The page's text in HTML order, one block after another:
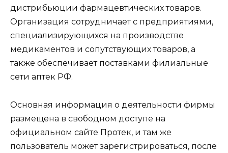
дистрибьюции фармацевтических товаров.
Организация сотрудничает с предприятиями,
специализирующихся на производстве
медикаментов и сопутствующих товаров, а
также обеспечивает поставками филиальные
сети аптек РФ.
Основная информация о деятельности фирмы
размещена в свободном доступе на
официальном сайте Протек, и там же
пользователь может зарегистрироваться, после